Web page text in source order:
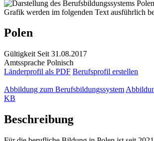
Polen
Gültigkeit Seit 31.08.2017
Amtssprache Polnisch
Länderprofil als PDF Berufsprofil erstellen
Abbildung zum Berufsbildungssystem
KB
Beschreibung